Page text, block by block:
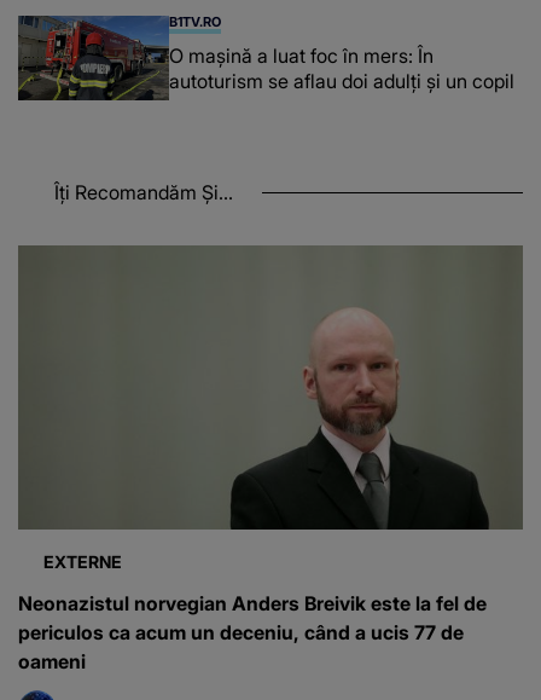
B1TV.RO
O maşină a luat foc în mers: În
autoturism se aflau doi adulți și un copil
Îți Recomandăm Și...
EXTERNE
Neonazistul norvegian Anders Breivik este la fel de
periculos ca acum un deceniu, când a ucis 77 de
oameni